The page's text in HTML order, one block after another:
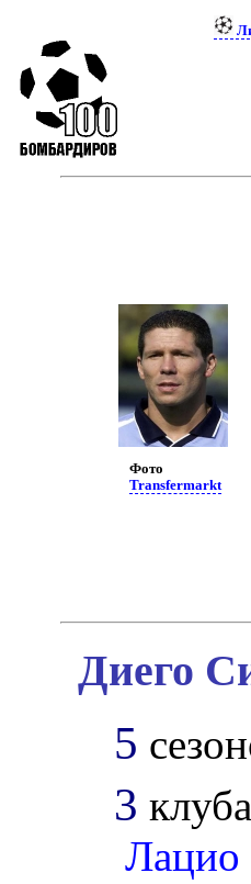
Фото
Transfermarkt
Диего
5
3
Лацио